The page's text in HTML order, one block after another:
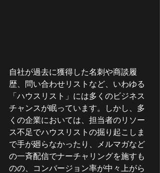
自社が過去に獲得した名刺や商談履
歴、問い合わせリストなど、いわゆる
「ハウスリスト」には多くのビジネス
チャンスが眠っています。しかし、多
くの企業においては、担当者のリソー
ス不足でハウスリストの掘り起こしま
で手が廻らなかったり、メルマガなど
の一斉配信でナーチャリングを施すも
のの、コンバージョン率が中々上がら